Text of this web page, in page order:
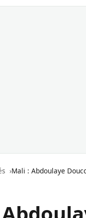
Mali : Abdoulaye